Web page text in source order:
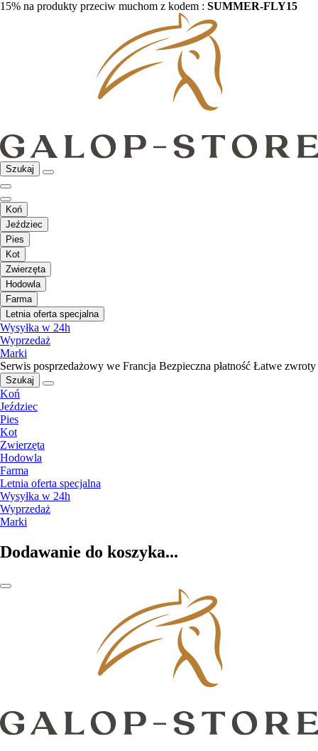
15% na produkty przeciw muchom z kodem : SUMMER-FLY15
Szukaj
Koń
Jeździec
Pies
Kot
Zwierzęta
Hodowla
Farma
Letnia oferta specjalna
Wysyłka w 24h
Wyprzedaż
Marki
Serwis posprzedażowy we Francja Bezpieczna płatność Łatwe zwroty
Szukaj
Koń
Jeździec
Pies
Kot
Zwierzęta
Hodowla
Farma
Letnia oferta specjalna
Wysyłka w 24h
Wyprzedaż
Marki
Dodawanie do koszyka...